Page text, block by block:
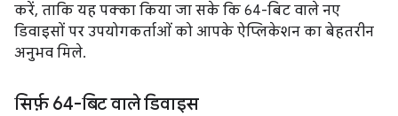
करें, ताकि यह पक्का किया जा सके कि 64-बिट वाले नए
डिवाइसों पर उपयोगकर्ताओं को आपके ऐप्लिकेशन का बेहतरीन
अनुभव मिले.
सिर्फ़ 64-बिट वाले डिवाइस